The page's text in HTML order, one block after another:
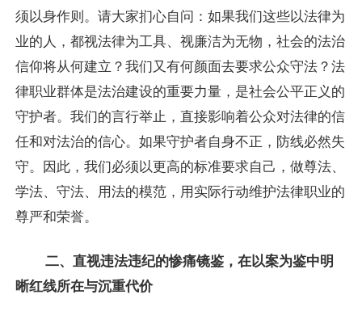
须以身作则。请大家扪心自问：如果我们这些以法律为
业的人，都视法律为工具、视廉洁为无物，社会的法治
信仰将从何建立？我们又有何颜面去要求公众守法？法
律职业群体是法治建设的重要力量，是社会公平正义的
守护者。我们的言行举止，直接影响着公众对法律的信
任和对法治的信心。如果守护者自身不正，防线必然失
守。因此，我们必须以更高的标准要求自己，做尊法、
学法、守法、用法的模范，用实际行动维护法律职业的
尊严和荣誉。
二、直视违法违纪的惨痛镜鉴，在以案为鉴中明
晰红线所在与沉重代价